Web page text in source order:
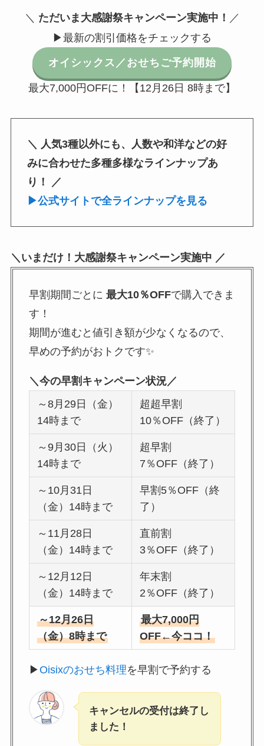
＼ ただいま 大感謝祭キャンペーン実施中 ！ ／
▶最新の割引価格をチェックする
オイシックス／おせちご予約開始
最大7,000円OFFに！【12月26日 8時まで】
＼ 人気3種以外にも、人数や和洋などの好
みに合わせた多種多様なラインナップあ
り！ ／
▶公式サイトで全ラインナップを見る
＼いまだけ！大感謝祭キャンペーン実施中 ／
早割期間ごとに 最大10％OFFで購入できま
す！
期間が進むと値引き額が少なくなるので、
早めの予約がおトクです✨
＼今の早割キャンペーン状況／
～8月29日（金）
14時まで
超超早割
10％OFF（終了）
～9月30日（火）
14時まで
超早割
7％OFF（終了）
～10月31日
（金）14時まで
早割5％OFF（終
了）
～11月28日
（金）14時まで
直前割
3％OFF（終了）
～12月12日
（金）14時まで
年末割
2％OFF（終了）
～12月26日
（金）8時まで
最大7,000円
OFF←今ココ！
▶Oisixのおせち料理を早割で予約する
キャンセルの受付は終了し
ました！